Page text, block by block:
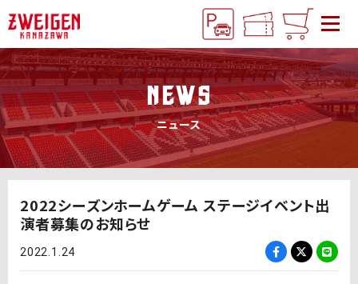
NEWS
ニュース
2022シーズンホームゲーム ステージイベント出
演者募集のお知らせ
2022.1.24